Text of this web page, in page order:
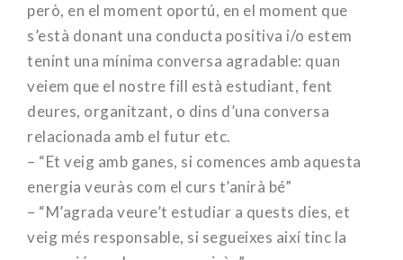
però, en el moment oportú, en el moment que
s’està donant una conducta positiva i/o estem
tenint una mínima conversa agradable: quan
veiem que el nostre fill està estudiant, fent
deures, organitzant, o dins d’una conversa
relacionada amb el futur etc.
– “Et veig amb ganes, si comences amb aquesta
energia veuràs com el curs t’anirà bé”
– “M’agrada veure’t estudiar a quests dies, et
veig més responsable, si segueixes així tinc la